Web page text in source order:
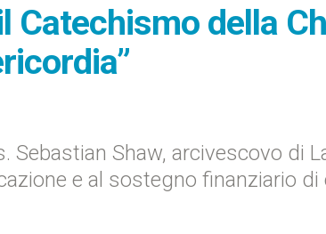
Catechismo della
Sebastian Shaw, arcivescovo di
e al sostegno finanziario di